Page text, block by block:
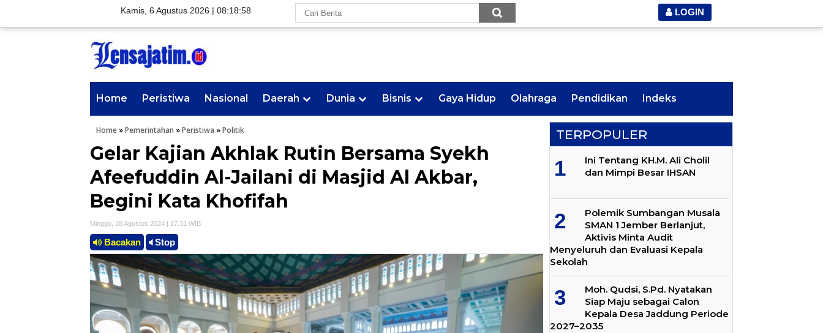
Kamis, 6 Agustus 2026 | 08:18:59 LOGIN
Home Peristiwa Nasional Daerah Dunia Bisnis Gaya Hidup Olahraga Pendidikan Indeks
Home »Pemerintahan »Peristiwa »Politik
Gelar Kajian Akhlak Rutin Bersama Syekh
Afeefuddin Al-Jailani di Masjid Al Akbar,
Begini Kata Khofifah
Minggu, 18 Agustus 2024 | 17.31 WIB
Bacakan Stop
TERPOPULER
Ini Tentang KH.M. Ali Cholil
dan Mimpi Besar IHSAN
Polemik Sumbangan Musala
SMAN 1 Jember Berlanjut,
Aktivis Minta Audit
Menyeluruh dan Evaluasi Kepala
Sekolah
Moh. Qudsi, S.Pd. Nyatakan
Siap Maju sebagai Calon
Kepala Desa Jaddung Periode
2027–2035